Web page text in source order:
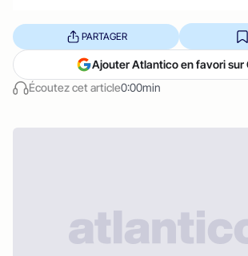
Écoutez cet article0:00min
PARTAGER
Ajouter Atlantico en favori sur